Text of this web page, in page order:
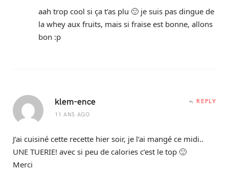
aah trop cool si ça t’as plu 🙂 je suis pas dingue de
la whey aux fruits, mais si fraise est bonne, allons
bon :p
klem-ence
11 ANS AGO
REPLY
J’ai cuisiné cette recette hier soir, je l’ai mangé ce midi..
UNE TUERIE! avec si peu de calories c’est le top 🙂
Merci